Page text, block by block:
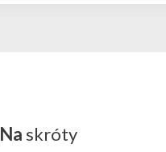
Na skróty